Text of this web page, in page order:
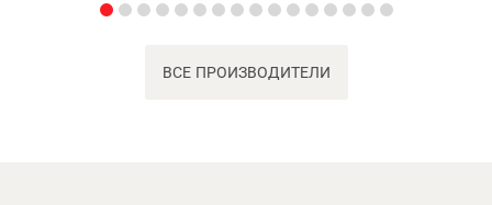
ВСЕ ПРОИЗВОДИТЕЛИ